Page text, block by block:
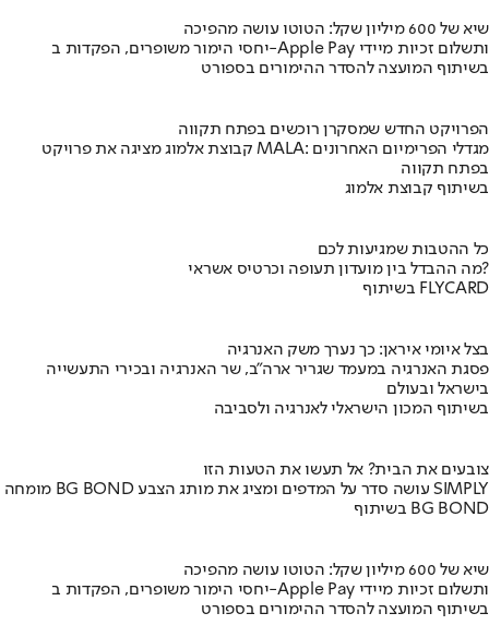
שיא של 600 מיליון שקל: הטוטו עושה מהפיכה
יחסי הימור משופרים, הפקדות ב-Apple Pay ותשלום זכיות מיידי
בשיתוף המועצה להסדר ההימורים בספורט
הפרויקט החדש שמסקרן רוכשים בפתח תקווה
קבוצת אלמוג מציגה את פרויקט MALA: מגדלי הפרימיום האחרונים
בפתח תקווה
בשיתוף קבוצת אלמוג
כל ההטבות שמגיעות לכם
מה ההבדל בין מועדון תעופה וכרטיס אשראי?
בשיתוף FLYCARD
בצל איומי איראן: כך נערך משק האנרגיה
פסגת האנרגיה במעמד שגריר ארה"ב, שר האנרגיה ובכירי התעשייה
בישראל ובעולם
בשיתוף המכון הישראלי לאנרגיה ולסביבה
צובעים את הבית? אל תעשו את הטעות הזו
מומחה BG BOND עושה סדר על המדפים ומציג את מותג הצבע SIMPLY
בשיתוף BG BOND
שיא של 600 מיליון שקל: הטוטו עושה מהפיכה
יחסי הימור משופרים, הפקדות ב-Apple Pay ותשלום זכיות מיידי
בשיתוף המועצה להסדר ההימורים בספורט